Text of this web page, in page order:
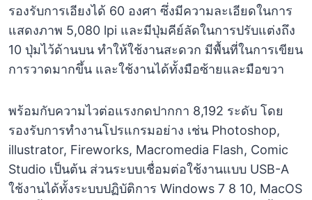
รองรับการเอียงได้ 60 องศา ซึ่งมีความละเอียดในการ
แสดงภาพ 5,080 lpi และมีปุ่มคีย์ลัดในการปรับแต่งถึง
10 ปุ่มไว้ด้านบน ทำให้ใช้งานสะดวก มีพื้นที่ในการเขียน
การวาดมากขึ้น และใช้งานได้ทั้งมือซ้ายและมือขวา
พร้อมกับความไวต่อแรงกดปากกา 8,192 ระดับ โดย
รองรับการทำงานโปรแกรมอย่าง เช่น Photoshop,
illustrator, Fireworks, Macromedia Flash, Comic
Studio เป็นต้น ส่วนระบบเชื่อมต่อใช้งานแบบ USB-A
ใช้งานได้ทั้งระบบปฏิบัติการ Windows 7 8 10, MacOS